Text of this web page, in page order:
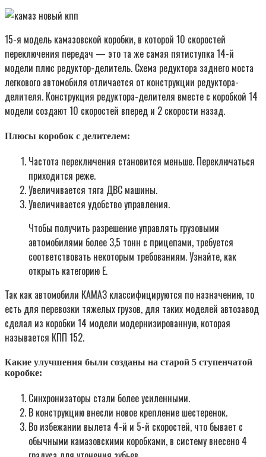
15-я модель камазовской коробки, в которой 10 скоростей
переключения передач — это та же самая пятиступка 14-й
модели плюс редуктор-делитель. Схема редуктора заднего моста
легкового автомобиля отличается от конструкции редуктора-
делителя. Конструкция редуктора-делителя вместе с коробкой 14
модели создают 10 скоростей вперед и 2 скорости назад.
Плюсы коробок с делителем:
Частота переключения становится меньше. Переключаться
приходится реже.
Увеличивается тяга ДВС машины.
Увеличивается удобство управления.
Чтобы получить разрешение управлять грузовыми
автомобилями более 3,5 тонн с прицепами, требуется
соответствовать некоторым требованиям. Узнайте, как
открыть категорию Е.
Так как автомобили КАМАЗ классифицируются по назначению, то
есть для перевозки тяжелых грузов, для таких моделей автозавод
сделал из коробки 14 модели модернизированную, которая
называется КПП 152.
Какие улучшения были созданы на старой 5 ступенчатой
коробке:
Синхронизаторы стали более усиленными.
В конструкцию внесли новое крепление шестеренок.
Во избежании вылета 4-й и 5-й скоростей, что бывает с
обычными камазовскими коробками, в систему внесено 4